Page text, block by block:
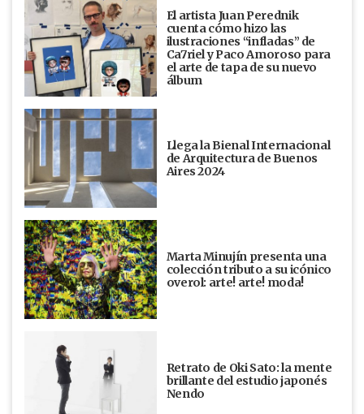
El artista Juan Perednik
cuenta cómo hizo las
ilustraciones “infladas” de
Ca7riel y Paco Amoroso para
el arte de tapa de su nuevo
álbum
Llega la Bienal Internacional
de Arquitectura de Buenos
Aires 2024
Marta Minujín presenta una
colección tributo a su icónico
overol: arte! arte! moda!
Retrato de Oki Sato: la mente
brillante del estudio japonés
Nendo